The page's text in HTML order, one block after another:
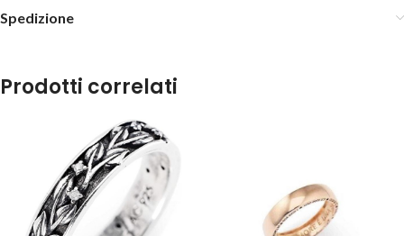
Spedizione
Prodotti correlati